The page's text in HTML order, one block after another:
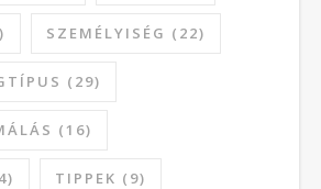
SZEMÉLYISÉG (22)
(29)
(16)
TIPPEK (9)